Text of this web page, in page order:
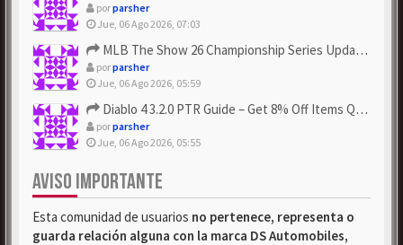
porparsher
Jue, 06 Ago 2026, 07:03
MLB The Show 26 Championship Series Update! Get Cheap & ...
porparsher
Jue, 06 Ago 2026, 05:59
Diablo 4 3.2.0 PTR Guide – Get 8% Off Items Quickly to Test ...
porparsher
Jue, 06 Ago 2026, 05:55
AVISO IMPORTANTE
Esta comunidad de usuarios no pertenece, representa o
guarda relación alguna con la marca DS Automobiles,